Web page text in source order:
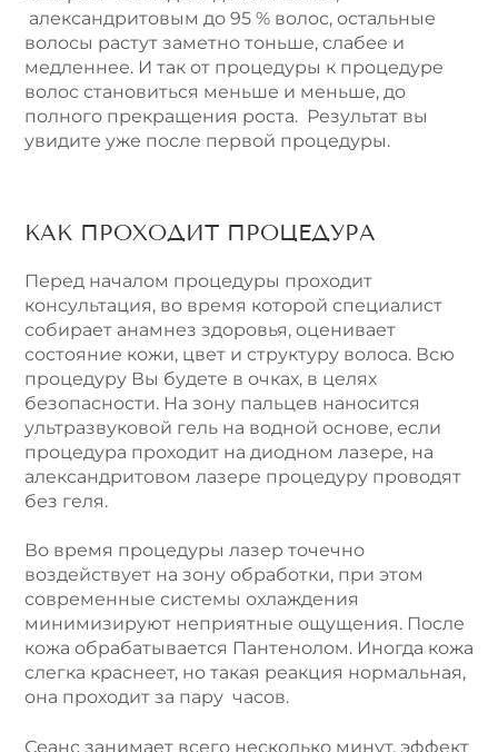
александритовым до 95 % волос, остальные
волосы растут заметно тоньше, слабее и
медленнее. И так от процедуры к процедуре
волос становиться меньше и меньше, до
полного прекращения роста. Результат вы
увидите уже после первой процедуры.
КАК ПРОХОДИТ ПРОЦЕДУРА
Перед началом процедуры проходит
консультация, во время которой специалист
собирает анамнез здоровья, оценивает
состояние кожи, цвет и структуру волоса. Всю
процедуру Вы будете в очках, в целях
безопасности. На зону пальцев наносится
ультразвуковой гель на водной основе, если
процедура проходит на диодном лазере, на
александритовом лазере процедуру проводят
без геля.
Во время процедуры лазер точечно
воздействует на зону обработки, при этом
современные системы охлаждения
минимизируют неприятные ощущения. После
кожа обрабатывается Пантенолом. Иногда кожа
слегка краснеет, но такая реакция нормальная,
она проходит за пару часов.
Сеанс занимает всего несколько минут, эффект